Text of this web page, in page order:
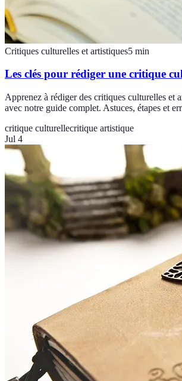
Critiques culturelles et artistiques5 min
Les clés pour rédiger une critique
Apprenez à rédiger des critiques culturelles et
avec notre guide complet. Astuces, étapes et
critique culturellecritique artistique
Jul 4